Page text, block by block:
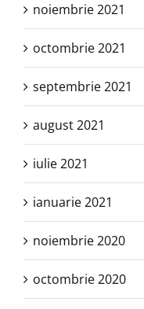
noiembrie 2021
octombrie 2021
septembrie 2021
august 2021
iulie 2021
ianuarie 2021
noiembrie 2020
octombrie 2020